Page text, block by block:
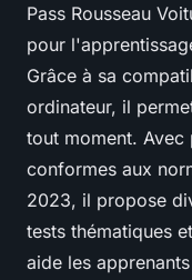
Pass Rousseau
pour
Grâce à sa
ordinateur, il
tout moment.
conformes aux
2023, il propose
tests thématiques
aide les